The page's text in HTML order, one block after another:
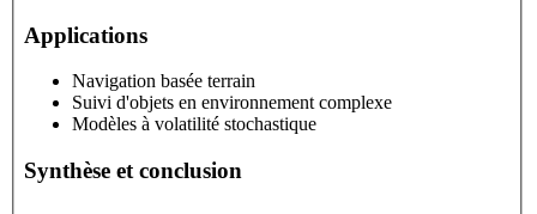
Applications
Navigation basée terrain
Suivi d'objets en environnement complexe
Modèles à volatilité stochastique
Synthèse et conclusion